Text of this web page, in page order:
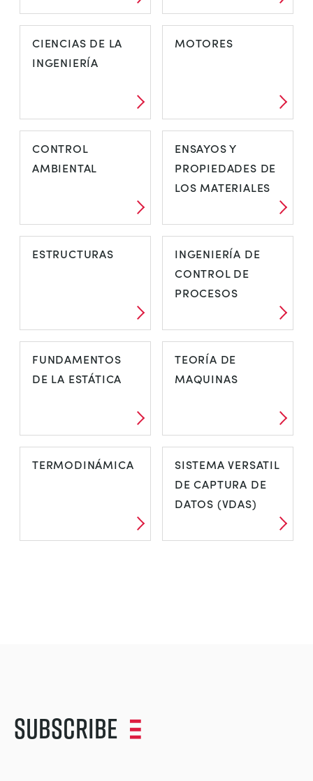
CIENCIAS DE LA
INGENIERÍA
MOTORES
CONTROL
AMBIENTAL
ENSAYOS Y
PROPIEDADES DE
LOS MATERIALES
ESTRUCTURAS
INGENIERÍA DE
CONTROL DE
PROCESOS
FUNDAMENTOS
DE LA ESTÁTICA
TEORÍA DE
MAQUINAS
TERMODINÁMICA
SISTEMA VERSATIL
DE CAPTURA DE
DATOS (VDAS)
Subscribe